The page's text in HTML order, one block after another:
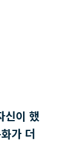
신이 했
가 더